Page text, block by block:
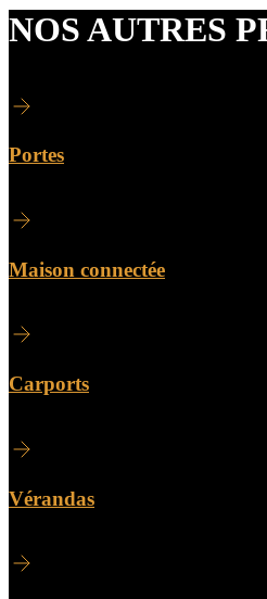
NOS AUTRES
Portes
Maison connectée
Carports
Vérandas